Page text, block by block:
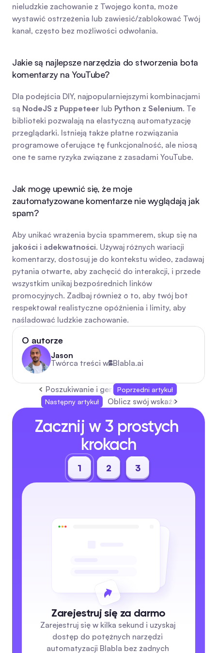
nieludzkie zachowanie z Twojego konta, może
wystawić ostrzeżenia lub zawiesić/zablokować Twój
kanał, często bez możliwości odwołania.
Jakie są najlepsze narzędzia do stworzenia bota
komentarzy na YouTube?
Dla podejścia DIY, najpopularniejszymi kombinacjami
są NodeJS z Puppeteer lub Python z Selenium. Te
biblioteki pozwalają na elastyczną automatyzację
przeglądarki. Istnieją także płatne rozwiązania
programowe oferujące tę funkcjonalność, ale niosą
one te same ryzyka związane z zasadami YouTube.
Jak mogę upewnić się, że moje
zautomatyzowane komentarze nie wyglądają jak
spam?
jakości i adekwatności. Używaj różnych wariacji
komentarzy, dostosuj je do kontekstu wideo, zadawaj
pytania otwarte, aby zachęcić do interakcji, i przede
wszystkim unikaj bezpośrednich linków
promocyjnych. Zadbaj również o to, aby twój bot
respektował realistyczne opóźnienia i limity, aby
naśladować ludzkie zachowanie.
O autorze
Jason
Twórca treści w Blabla.ai
Poszukiwanie i generowanie leadów:
Poprzedni artykuł
Następny artykuł
Oblicz swój wskaźnik
Zacznij w 3 prostych
krokach
1 2 3
Zarejestruj się za darmo
Zarejestruj się w kilka sekund i uzyskaj
dostęp do potężnych narzędzi
automatyzacji Blabla bez żadnych